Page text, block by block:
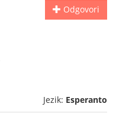
Odgovori
Jezik: Esperanto